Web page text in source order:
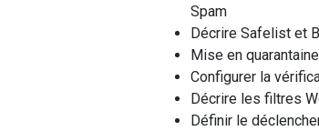
Spam
Décrire Safelist et
Mise en
Configurer la
Décrire les filtres
Définir le